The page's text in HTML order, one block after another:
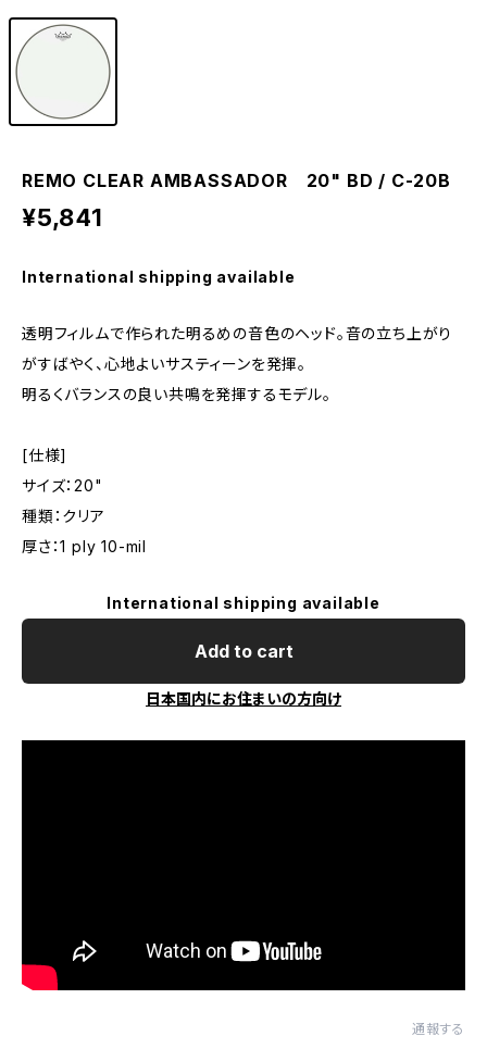
REMO CLEAR AMBASSADOR 20" BD / C-20B
¥5,841
International shipping available
透明フィルムで作られた明るめの音色のヘッド。音の立ち上がり
がすばやく、心地よいサスティーンを発揮。
明るくバランスの良い共鳴を発揮するモデル。
[仕様]
サイズ：20"
種類：クリア
厚さ：1 ply 10-mil
International shipping available
Add to cart
日本国内にお住まいの方向け
通報する